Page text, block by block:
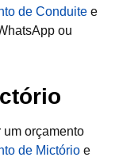
de Conduite e
ou
um orçamento
de Mictório e